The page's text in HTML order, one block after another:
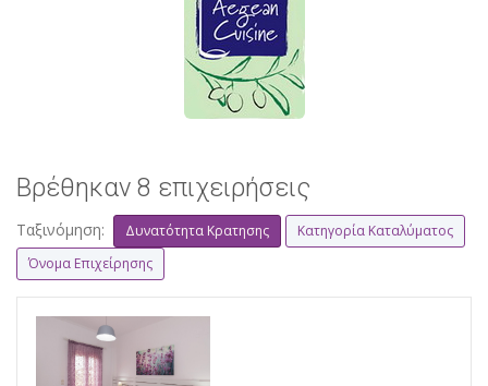
Βρέθηκαν 8 επιχειρήσεις
Ταξινόμηση: Δυνατότητα Κρατησης
Κατηγορία Καταλύματος
Όνομα Επιχείρησης